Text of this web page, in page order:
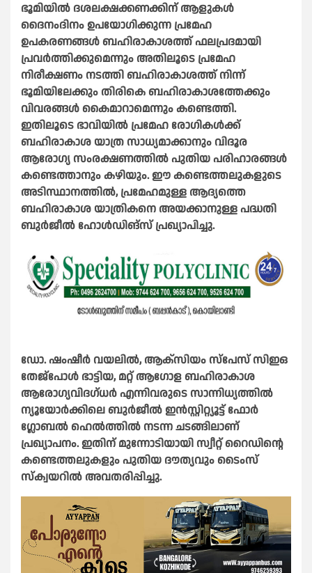
ഭൂമിയിൽ ദശലക്ഷക്കണക്കിന് ആളുകൾ
ദൈനംദിനം ഉപയോഗിക്കുന്ന പ്രമേഹ
ഉപകരണങ്ങൾ ബഹിരാകാശത്ത് ഫലപ്രദമായി
പ്രവർത്തിക്കുമെന്നും അതിലൂടെ പ്രമേഹ
നിരീക്ഷണം നടത്തി ബഹിരാകാശത്ത് നിന്ന്
ഭൂമിയിലേക്കും തിരികെ ബഹിരാകാശത്തേക്കും
വിവരങ്ങൾ കൈമാറാമെന്നും കണ്ടെത്തി.
ഇതിലൂടെ ഭാവിയിൽ പ്രമേഹ രോഗികൾക്ക്
ബഹിരാകാശ യാത്ര സാധ്യമാക്കാനും വിദൂര
ആരോഗ്യ സംരക്ഷണത്തിൽ പുതിയ പരിഹാരങ്ങൾ
കണ്ടെത്താനും കഴിയും. ഈ കണ്ടെത്തലുകളുടെ
അടിസ്ഥാനത്തിൽ, പ്രമേഹമുള്ള ആദ്യത്തെ
ബഹിരാകാശ യാത്രികനെ അയക്കാനുള്ള പദ്ധതി
ബുർജീൽ ഹോൾഡിങ്സ് പ്രഖ്യാപിച്ചു.
ഡോ. ഷംഷീർ വയലിൽ, ആക്സിയം സ്പേസ് സിഇഒ
തേജ്പോൾ ഭാട്ടിയ, മറ്റ് ആഗോള ബഹിരാകാശ
ആരോഗ്യവിദഗ്ധർ എന്നിവരുടെ സാന്നിധ്യത്തിൽ
ന്യൂയോർക്കിലെ ബുർജീൽ ഇൻസ്റ്റിറ്റ്യൂട്ട് ഫോർ
ഗ്ലോബൽ ഹെൽത്തിൽ നടന്ന ചടങ്ങിലാണ്
പ്രഖ്യാപനം. ഇതിന് മുന്നോടിയായി സ്വീറ്റ് റൈഡിന്റെ
കണ്ടെത്തലുകളും പുതിയ ദൗത്യവും ടൈംസ്
സ്ക്വയറിൽ അവതരിപ്പിച്ചു.